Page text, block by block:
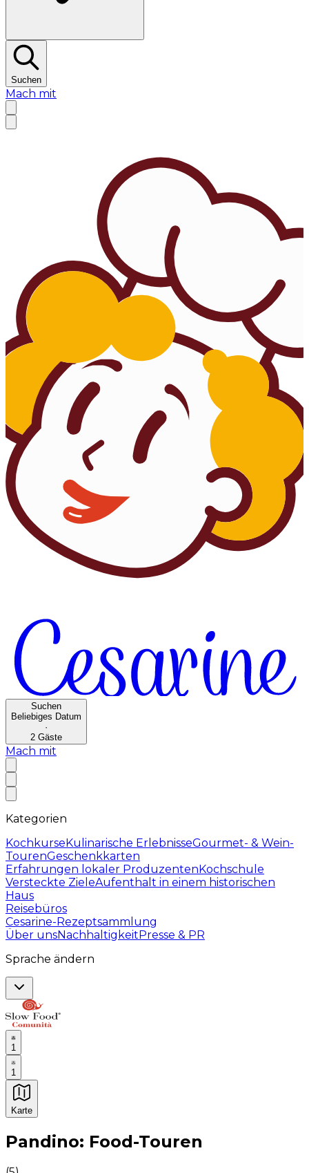
Suchen
Mach mit
Suchen
Beliebiges Datum
·
2 Gäste
Mach mit
Kategorien
KochkurseKulinarische ErlebnisseGourmet- & Wein-
TourenGeschenkkarten
Erfahrungen lokaler ProduzentenKochschule
Versteckte ZieleAufenthalt in einem historischen
Haus
Reisebüros
Cesarine-Rezeptsammlung
Über unsNachhaltigkeitPresse & PR
Sprache ändern
1
1
Karte
Unvergessliche kulinarische Erlebnisse:
Pandino: Food-Touren